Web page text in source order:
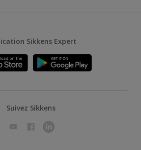
Sikkens Expert
Suivez Sikkens